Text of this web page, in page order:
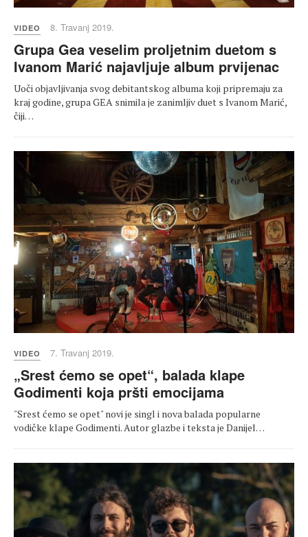
VIDEO 8. Travanj 2019.
Grupa Gea veselim proljetnim duetom s
Ivanom Marić najavljuje album prvijenac
Uoči objavljivanja svog debitantskog albuma koji pripremaju za
kraj godine, grupa GEA snimila je zanimljiv duet s Ivanom Marić,
čiji…
VIDEO 7. Travanj 2019.
„Srest ćemo se opet“, balada klape
Godimenti koja pršti emocijama
"Srest ćemo se opet" novi je singl i nova balada popularne
vodičke klape Godimenti. Autor glazbe i teksta je Danijel…